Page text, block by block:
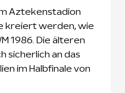
Aztekenstadion
kreiert werden, wie
1986. Die älteren
sicherlich an das
im Halbfinale von